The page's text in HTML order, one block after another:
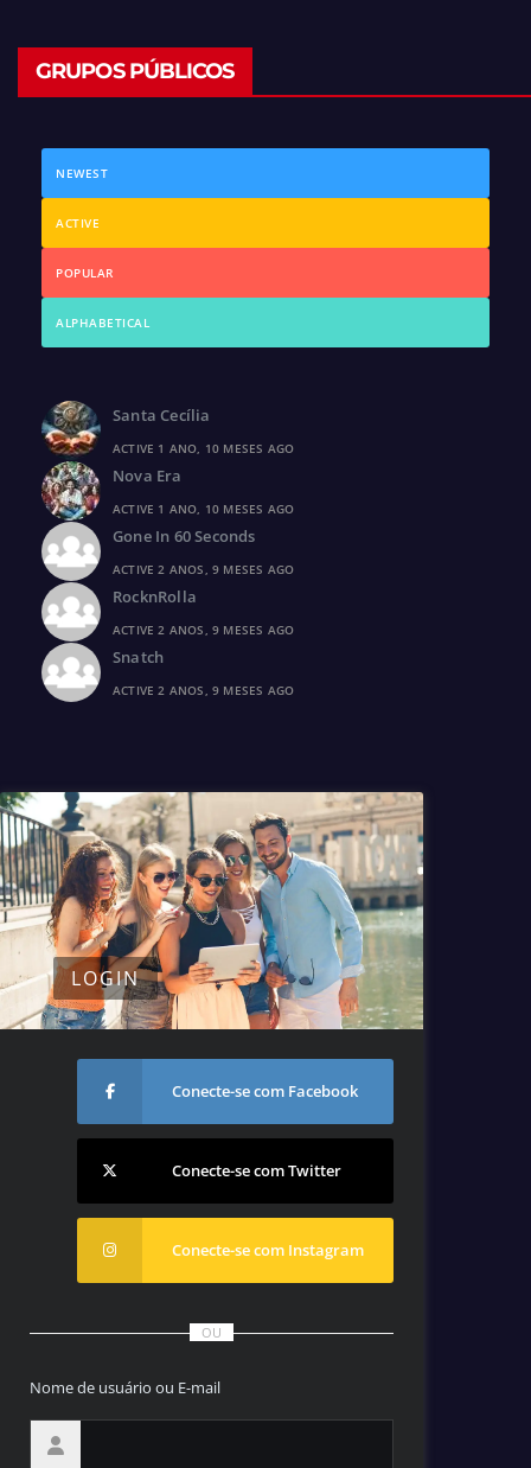
GRUPOS PÚBLICOS
NEWEST
ACTIVE
POPULAR
ALPHABETICAL
Santa Cecília
ACTIVE 1 ANO, 10 MESES AGO
Nova Era
ACTIVE 1 ANO, 10 MESES AGO
Gone In 60 Seconds
ACTIVE 2 ANOS, 9 MESES AGO
RocknRolla
ACTIVE 2 ANOS, 9 MESES AGO
Snatch
ACTIVE 2 ANOS, 9 MESES AGO
LOGIN
Conecte-se com Facebook
Conecte-se com Twitter
Conecte-se com Instagram
OU
Nome de usuário ou E-mail